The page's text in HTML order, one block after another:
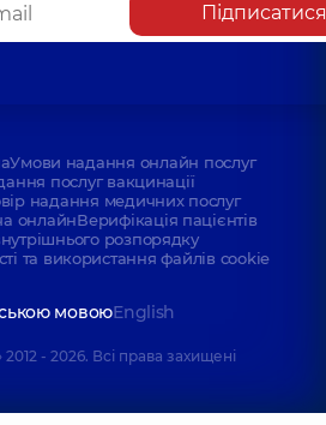
Підписатися
Умови надання онлайн послуг
послуг вакцинації
надання медичних послуг
онлайнВерифікація пацієнтів
розпорядку
та використання файлів cookie
мовоюEnglish
- 2026. Всі права захищені